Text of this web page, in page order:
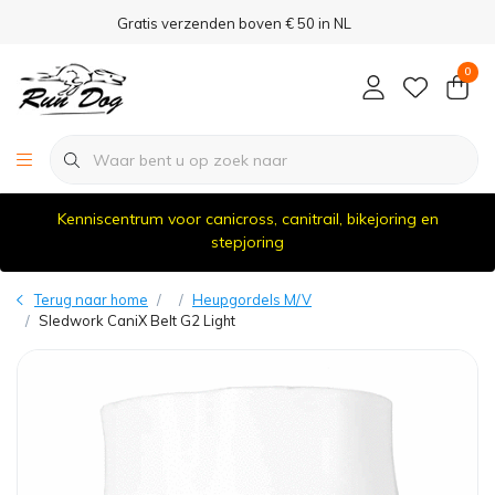
Gratis verzenden boven € 50 in NL
0
Kenniscentrum voor canicross, canitrail, bikejoring en
stepjoring
Terug naar home
Heupgordels M/V
Sledwork CaniX Belt G2 Light